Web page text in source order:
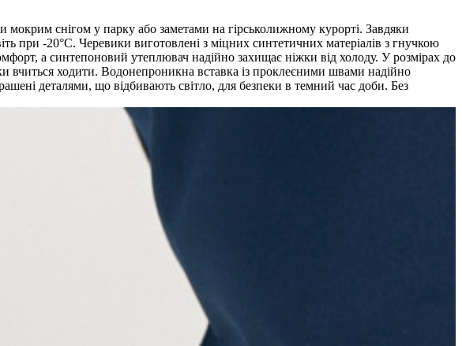
снігом у парку або заметами на гірськолижному курорті. Завдяки
при -20°C. Черевики виготовлені з міцних синтетичних матеріалів з гнучкою
а синтепоновий утеплювач надійно захищає ніжки від холоду. У розмірах до
вчиться ходити. Водонепроникна вставка із проклеєними швами надійно
деталями, що відбивають світло, для безпеки в темний час доби. Без